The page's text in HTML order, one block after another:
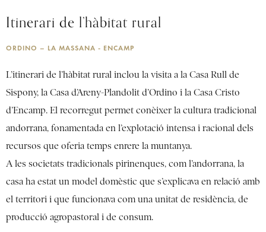
Itinerari de l’hàbitat rural
ORDINO – LA MASSANA - ENCAMP
L’itinerari de l’hàbitat rural inclou la visita a la Casa Rull de
Sispony, la Casa d’Areny-Plandolit d’Ordino i la Casa Cristo
d’Encamp. El recorregut permet conèixer la cultura tradicional
andorrana, fonamentada en l’explotació intensa i racional dels
recursos que oferia temps enrere la muntanya.
A les societats tradicionals pirinenques, com l’andorrana, la
casa ha estat un model domèstic que s’explicava en relació amb
el territori i que funcionava com una unitat de residència, de
producció agropastoral i de consum.